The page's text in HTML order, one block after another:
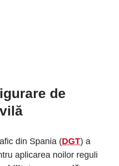
de
din Spania (DGT) a
aplicarea noilor reguli